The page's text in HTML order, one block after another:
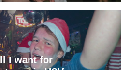
I want for